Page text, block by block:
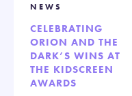
NEWS
CELEBRATING
ORION AND THE
DARK’S WINS AT
THE KIDSCREEN
AWARDS